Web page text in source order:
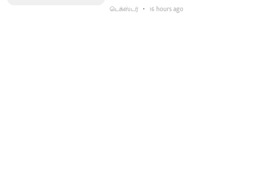
டெக்ஸ்டர் 16 hours ago